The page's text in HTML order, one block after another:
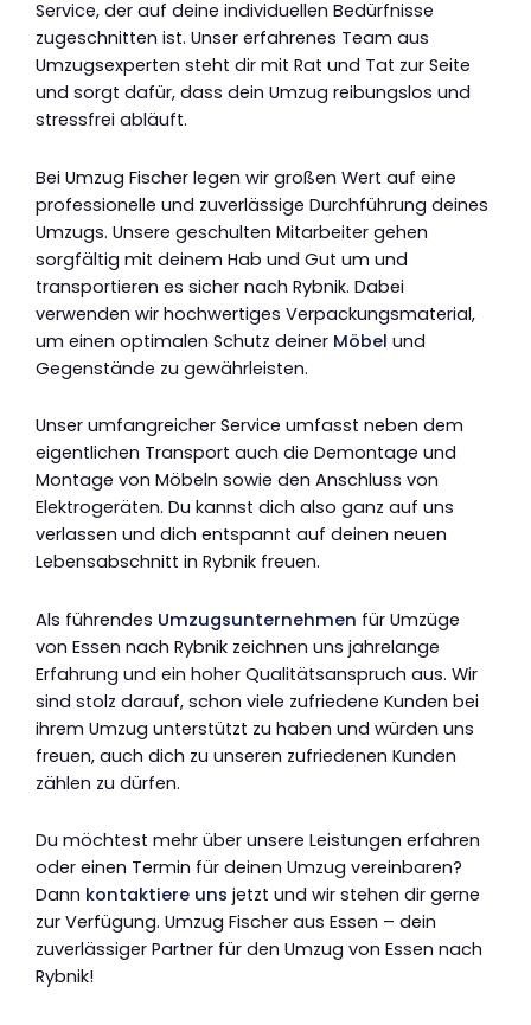
Service, der auf deine individuellen Bedürfnisse
zugeschnitten ist. Unser erfahrenes Team aus
Umzugsexperten steht dir mit Rat und Tat zur Seite
und sorgt dafür, dass dein Umzug reibungslos und
stressfrei abläuft.
Bei Umzug Fischer legen wir großen Wert auf eine
professionelle und zuverlässige Durchführung deines
Umzugs. Unsere geschulten Mitarbeiter gehen
sorgfältig mit deinem Hab und Gut um und
transportieren es sicher nach Rybnik. Dabei
verwenden wir hochwertiges Verpackungsmaterial,
um einen optimalen Schutz deiner Möbel und
Gegenstände zu gewährleisten.
Unser umfangreicher Service umfasst neben dem
eigentlichen Transport auch die Demontage und
Montage von Möbeln sowie den Anschluss von
Elektrogeräten. Du kannst dich also ganz auf uns
verlassen und dich entspannt auf deinen neuen
Lebensabschnitt in Rybnik freuen.
Als führendes Umzugsunternehmen für Umzüge
von Essen nach Rybnik zeichnen uns jahrelange
Erfahrung und ein hoher Qualitätsanspruch aus. Wir
sind stolz darauf, schon viele zufriedene Kunden bei
ihrem Umzug unterstützt zu haben und würden uns
freuen, auch dich zu unseren zufriedenen Kunden
zählen zu dürfen.
Du möchtest mehr über unsere Leistungen erfahren
oder einen Termin für deinen Umzug vereinbaren?
Dann kontaktiere uns jetzt und wir stehen dir gerne
zur Verfügung. Umzug Fischer aus Essen – dein
zuverlässiger Partner für den Umzug von Essen nach
Rybnik!